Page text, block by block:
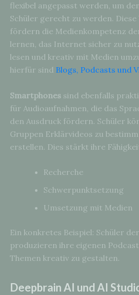
flexibel angepasst werden, um
Schüler gerecht zu werden. Diese
fördern die Medienkompetenz
lernen, das Internet sicher zu
lesen und kreativ mit Medien
hierfür sind Blogs, Podcasts und
Smartphones sind ebenfalls
für Audioaufnahmen, die das
den Ausdruck fördern. Schüler
Gruppen Erklärvideos zu
erstellen. Dies stärkt ihre
Recherche
Schwerpunktsetzung
Umsetzung mit Medien
Ein konkretes Beispiel: Schüler
produzieren ihre eigenen
Themen kreativ zu gestalten.
Deepbrain AI und AI